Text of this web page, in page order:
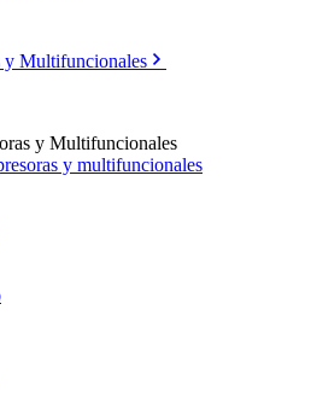
y Multifuncionales
y Multifuncionales
y multifuncionales